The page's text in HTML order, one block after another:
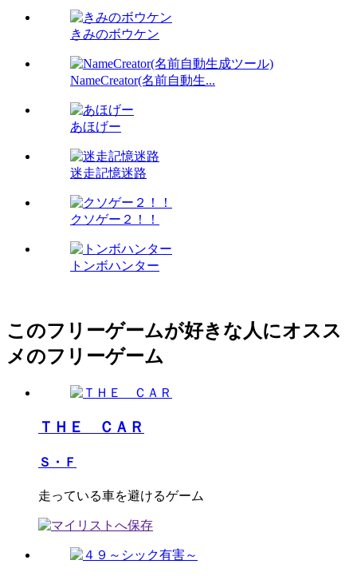
きみのボウケン
NameCreator(名前自動生...
あほげー
迷走記憶迷路
クソゲー２！！
トンボハンター
このフリーゲームが好きな人にオスス
メのフリーゲーム
ＴＨＥ ＣＡＲ
Ｓ・Ｆ
走っている車を避けるゲーム